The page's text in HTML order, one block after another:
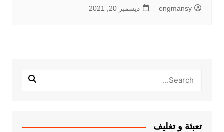
engmansy ديسمبر 20, 2021
تعبئة و تغليف